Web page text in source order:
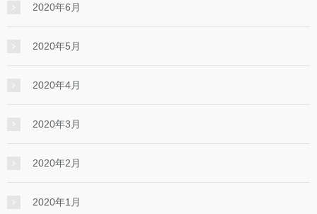
2020年6月
2020年5月
2020年4月
2020年3月
2020年2月
2020年1月